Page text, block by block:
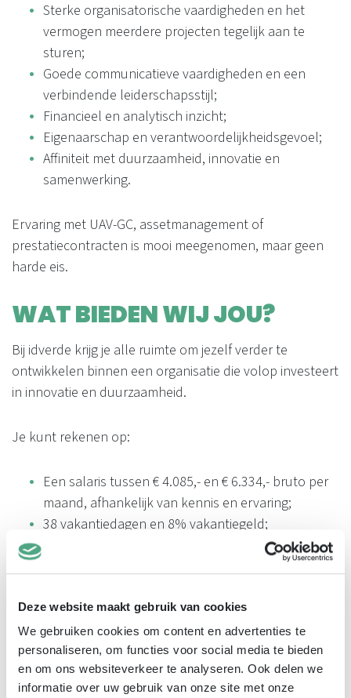
Deze website maakt gebruik van cookies
We gebruiken cookies om content en advertenties te
personaliseren, om functies voor social media te bieden
en om ons websiteverkeer te analyseren. Ook delen we
informatie over uw gebruik van onze site met onze
Sterke organisatorische vaardigheden en het
vermogen meerdere projecten tegelijk aan te
sturen;
Goede communicatieve vaardigheden en een
verbindende leiderschapsstijl;
Financieel en analytisch inzicht;
Eigenaarschap en verantwoordelijkheidsgevoel;
Affiniteit met duurzaamheid, innovatie en
samenwerking.
Ervaring met UAV-GC, assetmanagement of
prestatiecontracten is mooi meegenomen, maar geen
harde eis.
WAT BIEDEN WIJ JOU?
Bij idverde krijg je alle ruimte om jezelf verder te
ontwikkelen binnen een organisatie die volop investeert
in innovatie en duurzaamheid.
Je kunt rekenen op:
Een salaris tussen € 4.085,- en € 6.334,- bruto per
maand, afhankelijk van kennis en ervaring;
38 vakantiedagen en 8% vakantiegeld;
Flexibele arbeidsvoorwaarden, waaronder een
vitaliteitsbudget en de mogelijkheid vakantiedagen
te kopen of verkopen;
Volop opleidings- en doorgroeimogelijkheden via
de idverde Academy;